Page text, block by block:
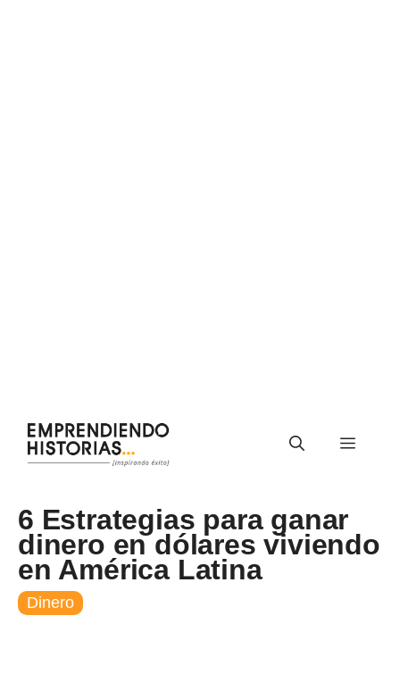
contenido
Menú
6 Estrategias para ganar
dinero en dólares viviendo
en América Latina
Dinero